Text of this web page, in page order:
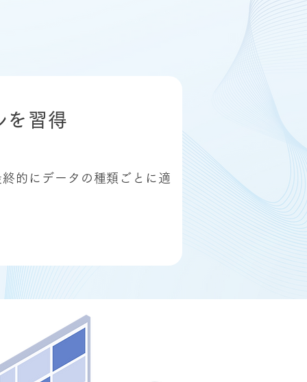
を習得
的にデータの種類ごとに適